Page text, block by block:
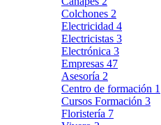
Colchones 2
Electricidad 4
Electricistas 3
Electrónica 3
Empresas 47
Asesoría 2
Centro de formación 1
Cursos Formación 3
Floristería 7